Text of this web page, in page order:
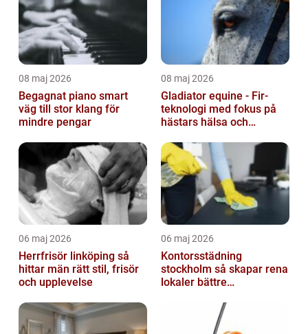
08 maj 2026
Begagnat piano smart
väg till stor klang för
mindre pengar
08 maj 2026
Gladiator equine - Fir-
teknologi med fokus på
hästars hälsa och
06 maj 2026
Herrfrisör linköping så
hittar män rätt stil, frisör
och upplevelse
06 maj 2026
Kontorsstädning
stockholm så skapar rena
lokaler bättre